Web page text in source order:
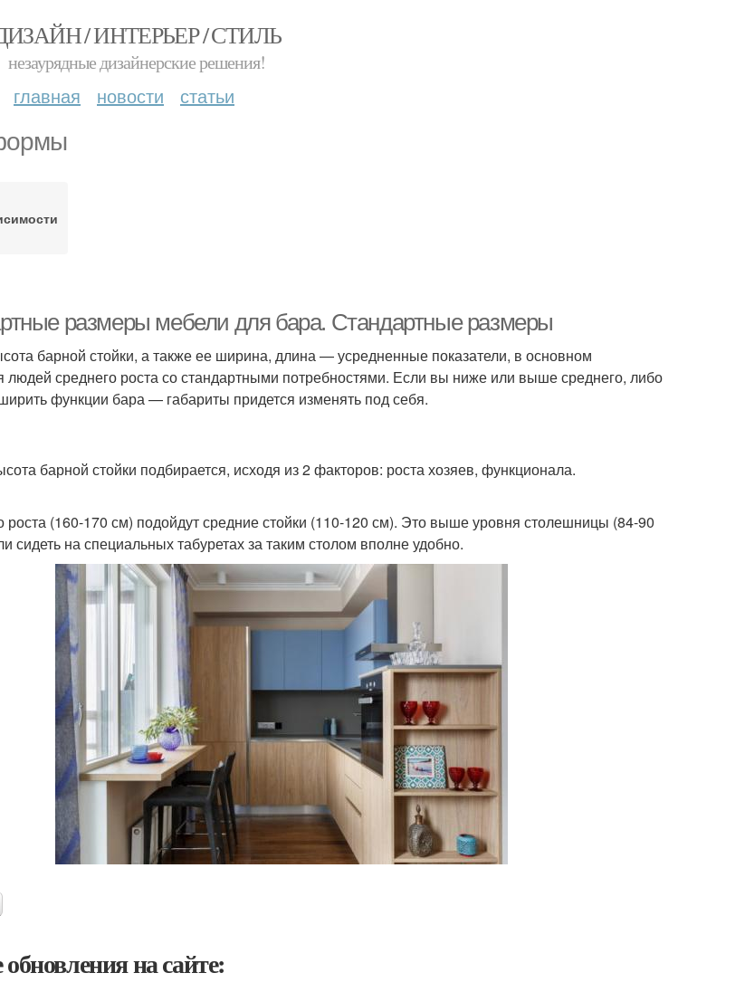
/ ИНТЕРЬЕР / СТИЛЬ
незаурядные дизайнерские решения!
главная новости статьи
размеры мебели для бара. Стандартные размеры
барной стойки, а также ее ширина, длина — усредненные показатели, в основном
людей среднего роста со стандартными потребностями. Если вы ниже или выше среднего, либо
функции бара — габариты придется изменять под себя.
барной стойки подбирается, исходя из 2 факторов: роста хозяев, функционала.
(160-170 см) подойдут средние стойки (110-120 см). Это выше уровня столешницы (84-90
сидеть на специальных табуретах за таким столом вполне удобно.
на сайте: